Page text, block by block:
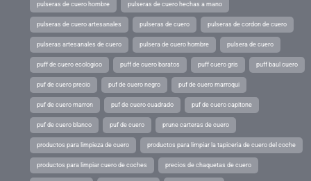
pulseras de cuero hombre pulseras de cuero hechas a mano
pulseras de cuero artesanales pulseras de cuero pulseras de cordon de cuero
pulseras artesanales de cuero pulsera de cuero hombre pulsera de cuero
puff de cuero ecologico puff de cuero baratos puff cuero gris puff baul cuero
puf de cuero precio puf de cuero negro puf de cuero marroqui
puf de cuero marron puf de cuero cuadrado puf de cuero capitone
puf de cuero blanco puf de cuero prune carteras de cuero
productos para limpieza de cuero productos para limpiar la tapiceria de cuero del coche
productos para limpiar cuero de coches precios de chaquetas de cuero